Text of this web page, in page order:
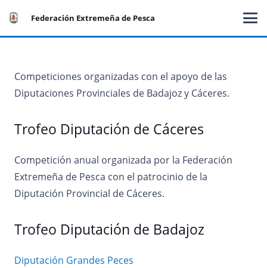
Federación Extremeña de Pesca
Competiciones organizadas con el apoyo de las
Diputaciones Provinciales de Badajoz y Cáceres.
Trofeo Diputación de Cáceres
Competición anual organizada por la Federación
Extremeña de Pesca con el patrocinio de la
Diputación Provincial de Cáceres.
Trofeo Diputación de Badajoz
Diputación Grandes Peces